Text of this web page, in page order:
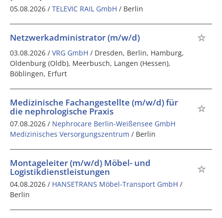
05.08.2026 / TELEVIC RAIL GmbH / Berlin
Netzwerkadministrator (m/w/d)
03.08.2026 / VRG GmbH / Dresden, Berlin, Hamburg,
Oldenburg (Oldb), Meerbusch, Langen (Hessen),
Böblingen, Erfurt
Medizinische Fachangestellte (m/w/d) für
die nephrologische Praxis
07.08.2026 / Nephrocare Berlin-Weißensee GmbH
Medizinisches Versorgungszentrum / Berlin
Montageleiter (m/w/d) Möbel- und
Logistikdienstleistungen
04.08.2026 / HANSETRANS Möbel-Transport GmbH /
Berlin